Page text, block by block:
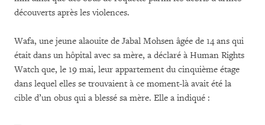
découverts après les violences.
Wafa, une jeune alaouite de Jabal Mohsen âgée de 14 ans qui
était dans un hôpital avec sa mère, a déclaré à Human Rights
Watch que, le 19 mai, leur appartement du cinquième étage
dans lequel elles se trouvaient à ce moment-là avait été la
cible d’un obus qui a blessé sa mère. Elle a indiqué :